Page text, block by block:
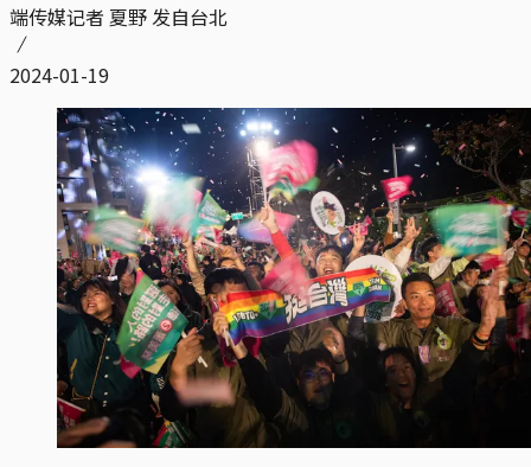
端传媒记者 夏野 发自台北
2024-01-19